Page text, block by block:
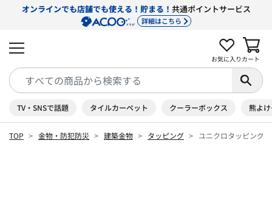
オンラインでも店舗でも使える！貯まる！ 共通ポイントサービス
詳細はこちら
お気に入り カート
TV・SNSで話題 タイルカーペット クーラーボックス 熊よ
TOP 金物・防犯防災 建築金物 タッピング ユニクロタッピン